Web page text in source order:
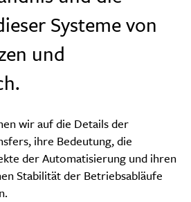
Systeme von
und
wir auf die Details der
ihre Bedeutung, die
der Automatisierung und ihren
Stabilität der Betriebsabläufe